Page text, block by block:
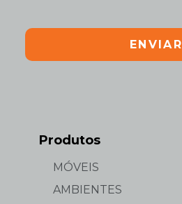
ENVIAR
Produtos
MÓVEIS
AMBIENTES